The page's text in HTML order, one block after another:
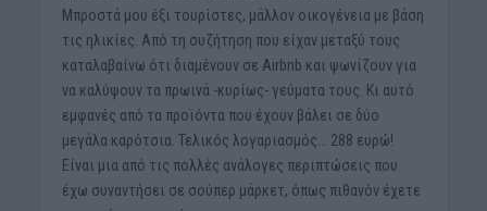
Μπροστά μου έξι τουρίστες, μάλλον οικογένεια με βάση
τις ηλικίες. Από τη συζήτηση που είχαν μεταξύ τους
καταλαβαίνω ότι διαμένουν σε Airbnb και ψωνίζουν για
να καλύψουν τα πρωινά -κυρίως- γεύματα τους. Κι αυτό
εμφανές από τα προϊόντα που έχουν βάλει σε δύο
μεγάλα καρότσια. Τελικός λογαριασμός… 288 ευρώ!
Είναι μια από τις πολλές ανάλογες περιπτώσεις που
έχω συναντήσει σε σούπερ μάρκετ, όπως πιθανόν έχετε